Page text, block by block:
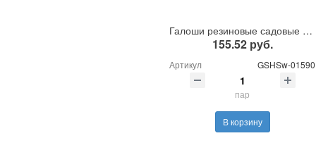
Галоши резиновые садовые утепленные
155.52 руб.
Артикул GSHSw-01590
пар
В корзину